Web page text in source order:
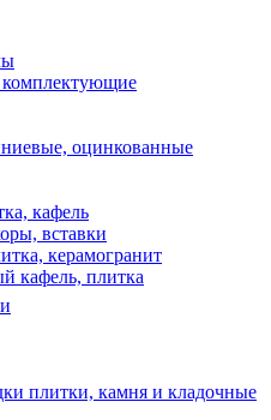
комплектующие
оцинкованные
кафель
вставки
керамогранит
кафель, плитка
плитки, камня и кладочные